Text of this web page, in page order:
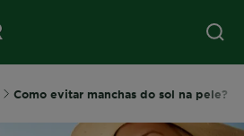
Como evitar manchas do sol na pele?